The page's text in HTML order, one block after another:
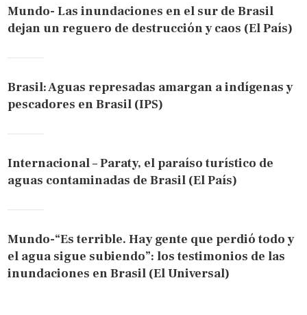
Mundo- Las inundaciones en el sur de Brasil
dejan un reguero de destrucción y caos (El País)
Brasil: Aguas represadas amargan a indígenas y
pescadores en Brasil (IPS)
Internacional – Paraty, el paraíso turístico de
aguas contaminadas de Brasil (El País)
Mundo-“Es terrible. Hay gente que perdió todo y
el agua sigue subiendo”: los testimonios de las
inundaciones en Brasil (El Universal)